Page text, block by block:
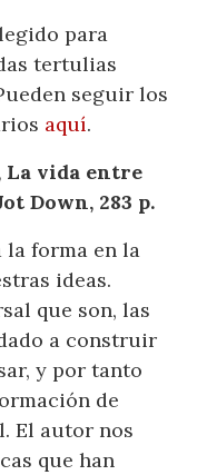
para
tertulias
seguir los
aquí.
La vida entre
Down, 283 p.
forma en la
ideas.
que son, las
a construir
y por tanto
de
El autor nos
que han